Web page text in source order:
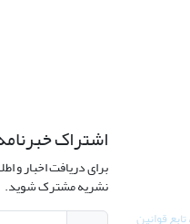
قوانین
اشتراک
برای دریافت اخبار و
نشریه مشترک شوید.